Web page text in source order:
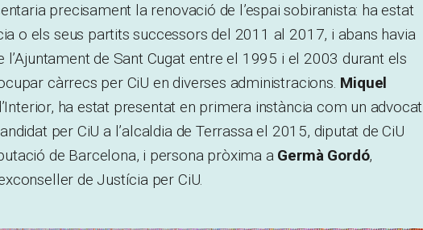
precisament la renovació de l’espai sobiranista: ha estat
o els seus partits successors del 2011 al 2017, i abans havia
l’Ajuntament de Sant Cugat entre el 1995 i el 2003 durant els
càrrecs per CiU en diverses administracions. Miquel
ha estat presentat en primera instància com un advocat
per CiU a l’alcaldia de Terrassa el 2015, diputat de CiU
de Barcelona, i persona pròxima a Germà Gordó,
de Justícia per CiU.